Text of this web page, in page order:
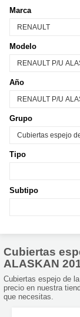
Marca
Modelo
Año
Grupo
Tipo
Subtipo
Cubiertas
ALASKAN
Cubiertas espejo de
precio en nuestra
que necesitas.